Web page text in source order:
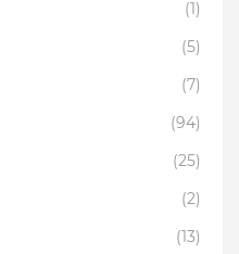
(1)
(5)
(7)
(94)
(25)
(2)
(13)